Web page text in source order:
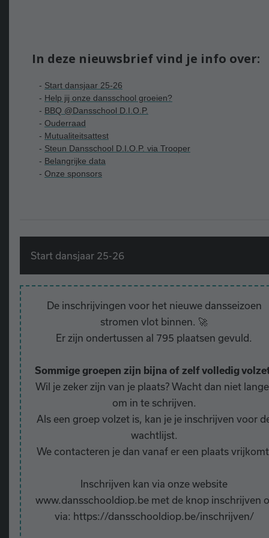
In deze nieuwsbrief vind je info over:
- Start dansjaar 25-26
- Help jij onze dansschool groeien?
- BBQ @Dansschool D.I.O.P.
- Ouderraad
- Mutualiteitsattest
- Steun Dansschool D.I.O.P. via Trooper
- Belangrijke data
- Onze sponsors
Start dansjaar 25-26
De inschrijvingen voor het nieuwe dansseizoen
stromen vlot binnen. 🚀
Er zijn ondertussen al 795 plaatsen gevuld.
Sommige groepen zijn bijna of zelf volledig
Wil je zeker zijn van je plaats? Wacht dan niet
om in te schrijven.
Als een groep volzet is, kan je je inschrijven voor
wachtlijst.
We contacteren je dan vanaf er een plaats
Inschrijven kan via onze website
www.dansschooldiop.be met de knop inschrijven
via: https://dansschooldiop.be/inschrijven/